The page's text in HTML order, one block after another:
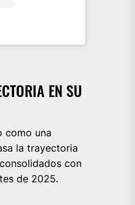
EN SU
como una
la trayectoria
con
de 2025.